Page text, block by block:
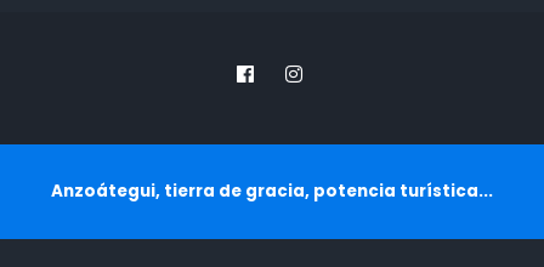
Anzoátegui, tierra de gracia, potencia turística...